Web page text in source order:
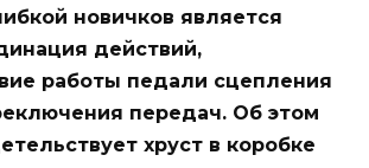
новичков является
действий,
работы педали сцепления
передач. Об этом
хруст в коробке